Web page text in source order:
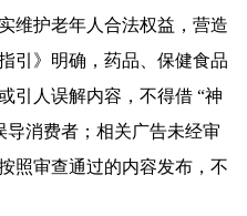
维护老年人合法权益，营造
引》明确，药品、保健食品
引人误解内容，不得借 “神
导消费者；相关广告未经审
照审查通过的内容发布，不